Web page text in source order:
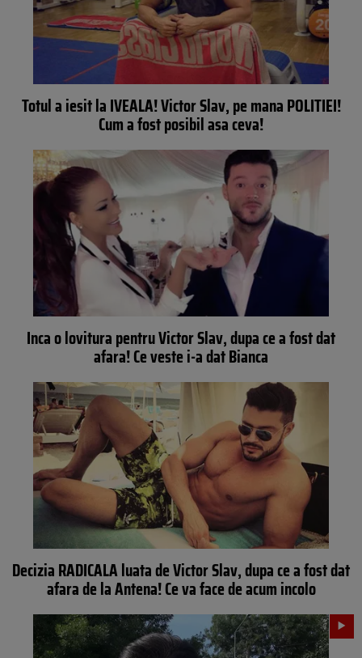
Totul a iesit la IVEALA! Victor Slav, pe mana POLITIEI!
Cum a fost posibil asa ceva!
Inca o lovitura pentru Victor Slav, dupa ce a fost dat
afara! Ce veste i-a dat Bianca
Decizia RADICALA luata de Victor Slav, dupa ce a fost dat
afara de la Antena! Ce va face de acum incolo